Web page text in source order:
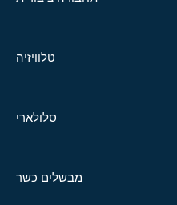
טלוויזיה
סלולארי
מבשלים כשר